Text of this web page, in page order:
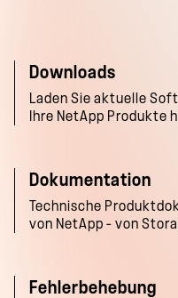
Downloads
Laden Sie aktuelle
Ihre NetApp Produkte
Dokumentation
Technische
von NetApp – von
Fehlerbehebung